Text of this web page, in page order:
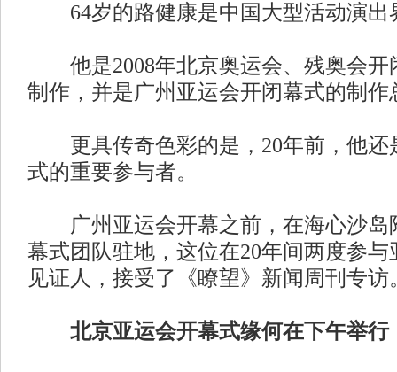
64岁的路健康是中国大型活动演出
他是2008年北京奥运会、残奥会开
制作，并是广州亚运会开闭幕式的制作
更具传奇色彩的是，20年前，他还
式的重要参与者。
广州亚运会开幕之前，在海心沙岛
幕式团队驻地，这位在20年间两度参
见证人，接受了《瞭望》新闻周刊专访
北京亚运会开幕式缘何在下午举行